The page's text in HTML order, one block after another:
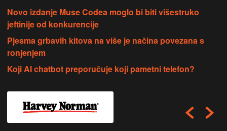
Novo izdanje Muse Codea moglo bi biti višestruko
jeftinije od konkurencije
Pjesma grbavih kitova na više je načina povezana s
ronjenjem
Koji AI chatbot preporučuje koji pametni telefon?